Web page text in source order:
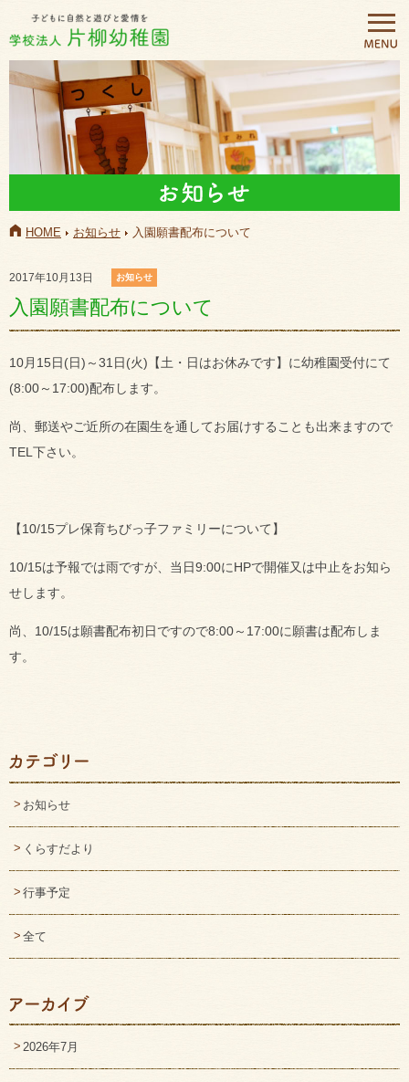
HOME お知らせ 入園願書配布について
2017年10月13日 お知らせ
入園願書配布について
10月15日(日)～31日(火)【土・日はお休みです】に幼稚園受付にて
(8:00～17:00)配布します。
尚、郵送やご近所の在園生を通してお届けすることも出来ますので
TEL下さい。
【10/15プレ保育ちびっ子ファミリーについて】
10/15は予報では雨ですが、当日9:00にHPで開催又は中止をお知ら
せします。
尚、10/15は願書配布初日ですので8:00～17:00に願書は配布しま
す。
お知らせ
くらすだより
行事予定
全て
2026年7月